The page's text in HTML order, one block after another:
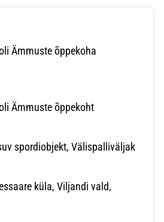
Ämmuste õppekoha
Ämmuste õppekoht
spordiobjekt, Välispalliväljak
küla, Viljandi vald,